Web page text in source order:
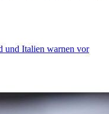
und Italien warnen vor